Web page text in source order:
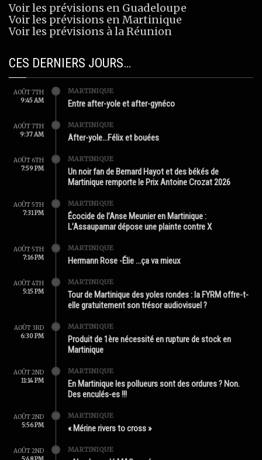
Voir les prévisions en Guadeloupe
Voir les prévisions en Martinique
Voir les prévisions à la Réunion
CES DERNIERS JOURS…
AOÛT 7TH
9:45 AM
MARTINIQUE
Entre after-yole et after-gynéco
AOÛT 7TH
9:37 AM
MARTINIQUE
After-yole…Félix et bouées
AOÛT 6TH
7:59 PM
MARTINIQUE
Un noir fan de Bernard Hayot et des békés de
Martinique remporte le Prix Antoine Crozat 2026
AOÛT 5TH
7:31 PM
MARTINIQUE
Écocide de l’Anse Meunier en Martinique :
L’Assaupamar dépose une plainte contre X
AOÛT 5TH
7:16 PM
MARTINIQUE
Hermann Rose -Élie …ça va mieux
AOÛT 4TH
5:15 PM
MARTINIQUE
Tour de Martinique des yoles rondes : la FYRM offre-t-
elle gratuitement son trésor audiovisuel ?
AOÛT 3RD
6:30 PM
MARTINIQUE
Produit de 1ère nécessité en rupture de stock en
Martinique
AOÛT 2ND
11:14 PM
MARTINIQUE
En Martinique les pollueurs sont des ordures ? Non.
Des enculés-es !!!
AOÛT 2ND
5:56 PM
MARTINIQUE
« Mérine rivers to cross »
AOÛT 2ND
MARTINIQUE